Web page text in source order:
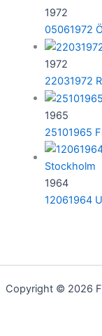
1972
05061972
1972
22031972
1965
25101965
1964
12061964
Copyright © 2026